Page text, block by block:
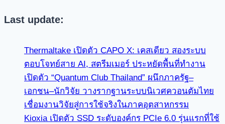
Last update:
Thermaltake เปิดตัว CAPO X: เคสเดียว สองระบบ
ตอบโจทย์สาย AI, สตรีมเมอร์ ประหยัดพื้นที่ทำงาน
เปิดตัว “Quantum Club Thailand” ผนึกภาครัฐ–
เอกชน–นักวิจัย วางรากฐานระบบนิเวศควอนตัมไทย
เชื่อมงานวิจัยสู่การใช้จริงในภาคอุตสาหกรรม
Kioxia เปิดตัว SSD ระดับองค์กร PCIe 6.0 รุ่นแรกที่ใช้